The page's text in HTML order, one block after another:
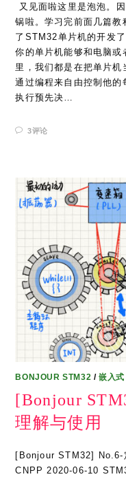
又见面啦这里是泡泡。
锅啦。学习完前面几篇教
了STM32单片机的开发
你的单片机能够和电脑
里，我们都是在把单片机
通过编程来自由控制他的
执行预先决…
3评论
BONJOUR STM32 /嵌入式
[Bonjour
理解与使用
[Bonjour STM32] No.6-
CNPP 2020-06-10